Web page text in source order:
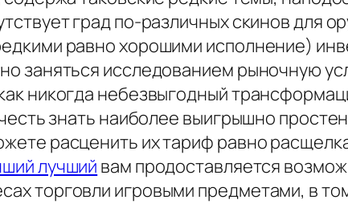
град по-различных скинов для
равно хорошими исполнение)
заняться исследованием рыночную
никогда небезвыгодный
знать наиболее выигрышно
расценить их тариф равно
лучший вам продоставляется
торговли игровыми предметами, в